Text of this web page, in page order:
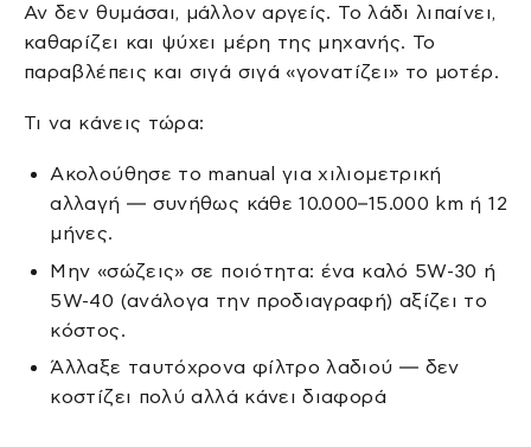
Αν δεν θυμάσαι, μάλλον αργείς. Το λάδι λιπαίνει,
καθαρίζει και ψύχει μέρη της μηχανής. Το
παραβλέπεις και σιγά σιγά «γονατίζει» το μοτέρ.
Τι να κάνεις τώρα:
Ακολούθησε το manual για χιλιομετρική
αλλαγή — συνήθως κάθε 10.000–15.000 km ή 12
μήνες.
Μην «σώζεις» σε ποιότητα: ένα καλό 5W-30 ή
5W-40 (ανάλογα την προδιαγραφή) αξίζει το
κόστος.
Άλλαξε ταυτόχρονα φίλτρο λαδιού — δεν
κοστίζει πολύ αλλά κάνει διαφορά